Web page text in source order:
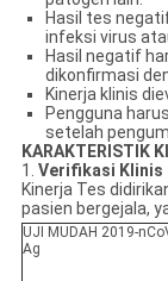
Hasil tes
infeksi virus
Hasil negatif
dikonfirmasi
Kinerja klinis
Pengguna
setelah
KARAKTERISTIK
1. Verifikasi Klinis
Kinerja Tes
pasien bergejala,
UJI MUDAH 2019-
Ag